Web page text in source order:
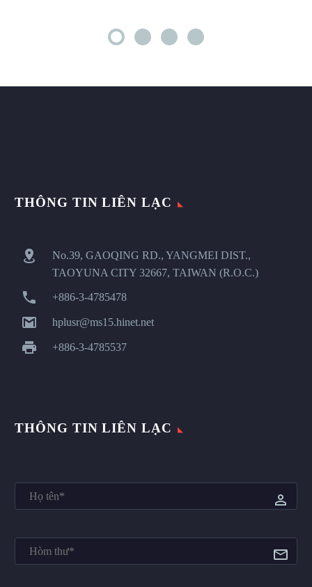
THÔNG TIN LIÊN LẠC


No.39, GAOQING RD., YANGMEI DIST.,
TAOYUNA CITY 32667, TAIWAN (R.O.C.)

 +886-3-4785478

 hplusr@ms15.hinet.net

 +886-3-4785537
THÔNG TIN LIÊN LẠC